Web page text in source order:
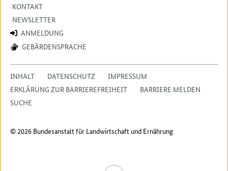
KONTAKT
NEWSLETTER
ANMELDUNG
GEBÄRDENSPRACHE
INHALT DATENSCHUTZ
IMPRESSUM
ERKLÄRUNG ZUR BARRIEREFREIHEIT
BARRIERE MELDEN
SUCHE
© 2026 Bundesanstalt für Landwirtschaft und Ernährung